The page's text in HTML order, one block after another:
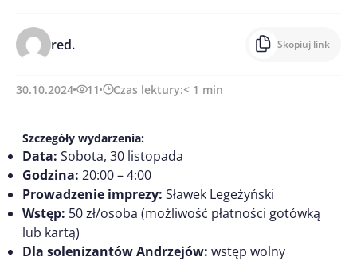
red. Skopiuj link
30.10.2024 11 Czas lektury:< 1 min
Szczegóły wydarzenia:
Data: Sobota, 30 listopada
Godzina: 20:00 – 4:00
Prowadzenie imprezy: Sławek Legeżyński
Wstęp: 50 zł/osoba (możliwość płatności gotówką
lub kartą)
Dla solenizantów Andrzejów: wstęp wolny